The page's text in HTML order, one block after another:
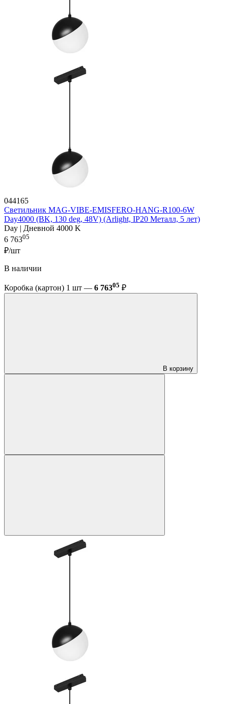
044165
Светильник MAG-VIBE-EMISFERO-HANG-R100-6W
Day4000 (BK, 130 deg, 48V) (Arlight, IP20 Металл, 5 лет)
Day | Дневной 4000 K
6 76305
₽/шт
В наличии
Коробка (картон) 1 шт — 6 76305 ₽
В корзину